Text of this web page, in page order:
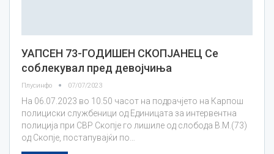
УАПСЕН 73-ГОДИШЕН СКОПЈАНЕЦ Се
соблекувал пред девојчиња
Плусинфо 07/07/2023
На 06.07.2023 во 10.50 часот на подрачјето на Карпош
полициски службеници од Единицата за интервентна
полиција при СВР Скопје го лишиле од слобода В.М.(73)
од Скопје, постапувајќи по…